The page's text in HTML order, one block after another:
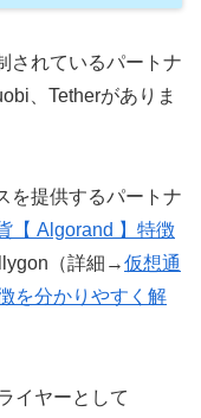
されているパートナ
、Tetherがありま
を提供するパートナ
【 Algorand 】特徴
（詳細→仮想通
を分かりやすく解
イヤーとして